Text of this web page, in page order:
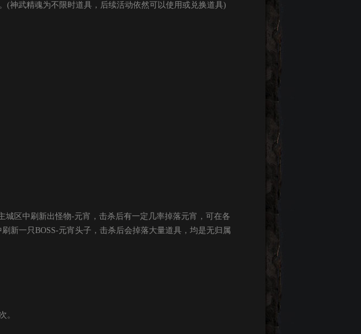
(神武精魂为不限时道具，后续活动依然可以使用或兑换道具)
城区中刷新出怪物-元宵，击杀后有一定几率掉落元宵，可在各
新一只BOSS-元宵头子，击杀后会掉落大量道具，均是无归属
。